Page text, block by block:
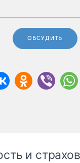
ОБСУДИТЬ
и